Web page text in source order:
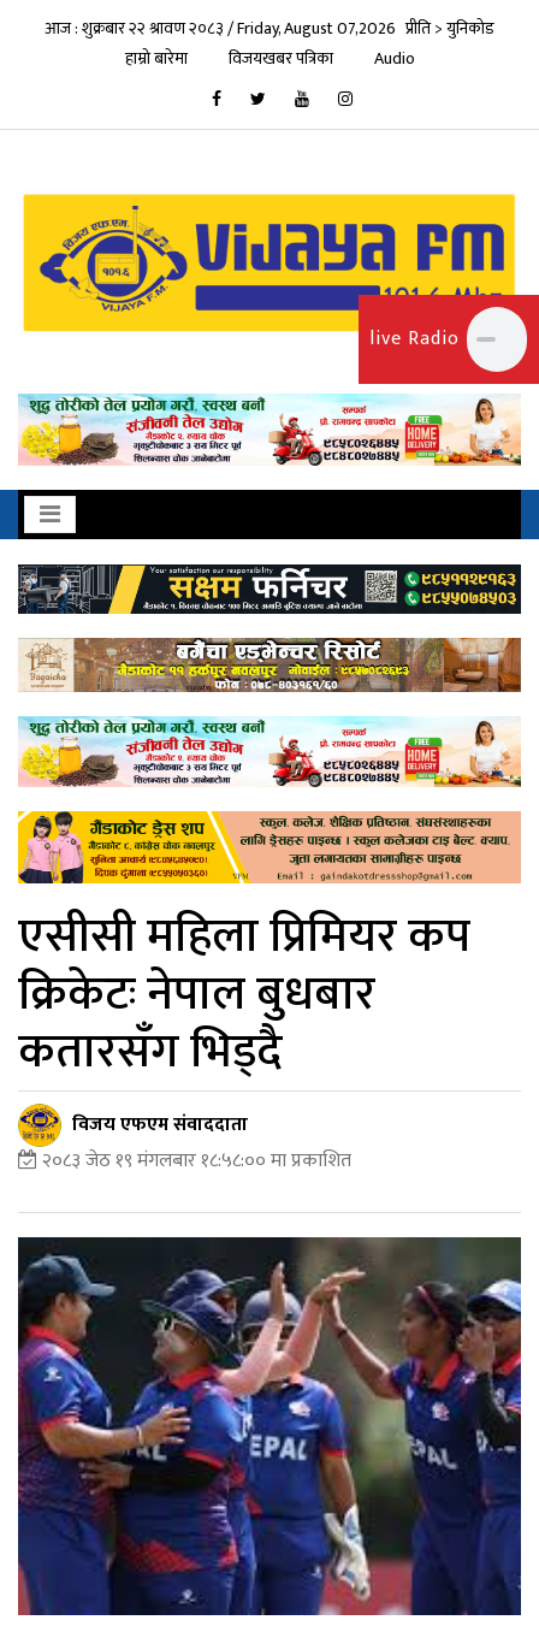
आज : शुक्रबार २२ श्रावण २०८३ / Friday, August 07,2026 प्रीति > युनिकोड
हाम्रो बारेमा
विजयखबर पत्रिका Audio
एसीसी महिला प्रिमियर कप
क्रिकेटः नेपाल बुधबार
कतारसँग भिड्दै
विजय एफएम संवाददाता
२०८३ जेठ १९ मंगलबार १८:५८:०० मा प्रकाशित
live Radio